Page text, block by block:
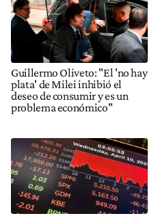
Guillermo Oliveto: "El 'no hay
plata' de Milei inhibió el
deseo de consumir y es un
problema económico"